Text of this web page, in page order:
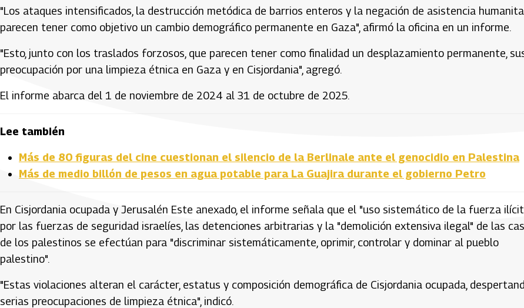
"Los ataques intensificados, la destrucción metódica de barrios enteros y la negación de asistencia
parecen tener como objetivo un cambio demográfico permanente en Gaza", afirmó la oficina en un informe.
"Esto, junto con los traslados forzosos, que parecen tener como finalidad un desplazamiento permanente,
preocupación por una limpieza étnica en Gaza y en Cisjordania", agregó.
El informe abarca del 1 de noviembre de 2024 al 31 de octubre de 2025.
Lee también
Más de 80 figuras del cine cuestionan el silencio de la Berlinale ante el genocidio en Palestina
Más de medio billón de pesos en agua potable para La Guajira durante el gobierno Petro
En Cisjordania ocupada y Jerusalén Este anexado, el informe señala que el "uso sistemático de la fuerza
por las fuerzas de seguridad israelíes, las detenciones arbitrarias y la "demolición extensiva ilegal" de las
de los palestinos se efectúan para "discriminar sistemáticamente, oprimir, controlar y dominar al pueblo
palestino".
"Estas violaciones alteran el carácter, estatus y composición demográfica de Cisjordania ocupada,
serias preocupaciones de limpieza étnica", indicó.